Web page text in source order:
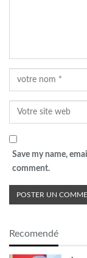
Save my name,
comment.
Recomendé